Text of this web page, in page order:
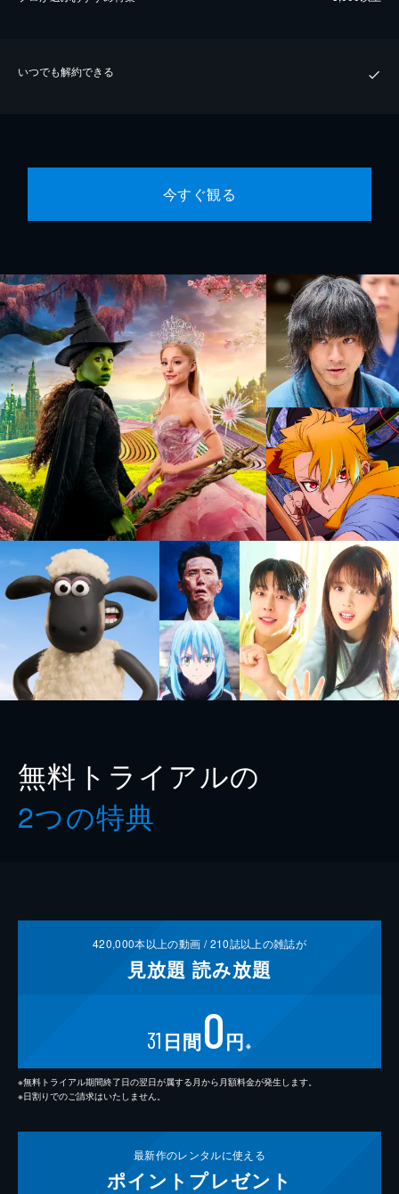
いつでも解約できる
今すぐ観る
無料トライアルの
2つの特典
420,000本以上の動画 /210誌以上の雑誌が
見放題 読み放題
31 日間0円 ※
※無料トライアル期間終了日の翌日が属する月から月額料金が発生します。
※日割りでのご請求はいたしません。
最新作のレンタルに使える
ポイント プレゼント